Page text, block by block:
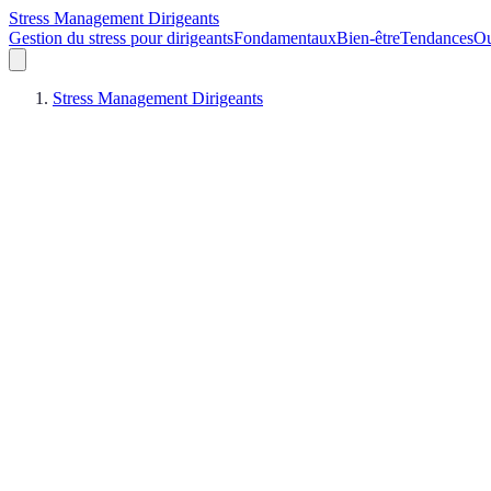
Stress Management Dirigeants
Gestion du stress pour dirigeantsFondamentauxBien-êtreTendances
Stress Management Dirigeants